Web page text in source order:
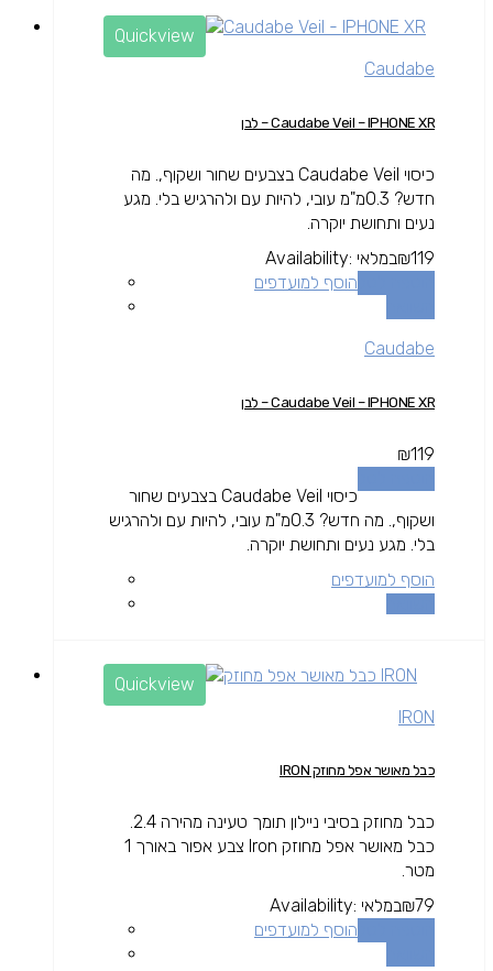
Quickview
Caudabe
Caudabe Veil – IPHONE XR – לבן
כיסוי Caudabe Veil בצבעים שחור ושקוף,. מה
חדש? 0.3מ"מ עובי, להיות עם ולהרגיש בלי. מגע
נעים ותחושת יוקרה.
₪119
Availability: במלאי
הוסף למועדפים
Caudabe
Caudabe Veil – IPHONE XR – לבן
₪119
כיסוי Caudabe Veil בצבעים שחור
ושקוף,. מה חדש? 0.3מ"מ עובי, להיות עם ולהרגיש
בלי. מגע נעים ותחושת יוקרה.
הוסף למועדפים
Quickview
IRON
כבל מאושר אפל מחוזק IRON
כבל מחוזק בסיבי ניילון תומך טעינה מהירה 2.4.
כבל מאושר אפל מחוזק Iron צבע אפור באורך 1
מטר.
₪79
Availability: במלאי
הוסף למועדפים